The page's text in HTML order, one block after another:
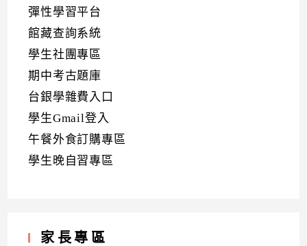
彈性學習平台
館藏查詢系統
學生社團專區
期中考古題庫
台銀學雜費入口
學生Gmail登入
午餐外食訂購專區
學生晚自習專區
家長專區